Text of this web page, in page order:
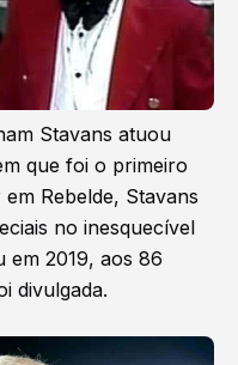
Stavans atuou
que foi o primeiro
Rebelde, Stavans
no inesquecível
em 2019, aos 86
divulgada.